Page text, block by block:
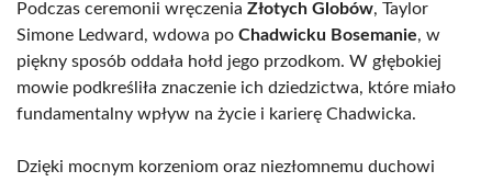
Podczas ceremonii wręczenia Złotych Globów, Taylor
Simone Ledward, wdowa po Chadwicku Bosemanie, w
piękny sposób oddała hołd jego przodkom. W głębokiej
mowie podkreśliła znaczenie ich dziedzictwa, które miało
fundamentalny wpływ na życie i karierę Chadwicka.
Dzięki mocnym korzeniom oraz niezłomnemu duchowi